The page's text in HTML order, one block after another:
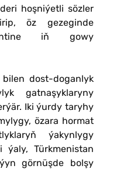
hoşniýetli sözler
öz gezeginde
iň gowy
bilen dost-doganlyk
gatnaşyklaryny
Iki ýurdy taryhy
özara hormat
ýakynlygy
ýaly, Türkmenistan
görnüşde bolşy